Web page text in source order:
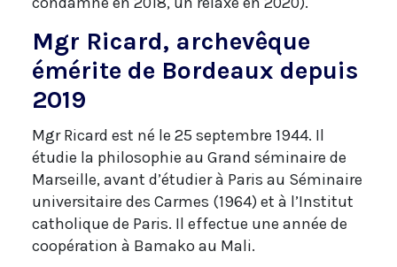
Mgr Ricard, archevêque
émérite de Bordeaux depuis
2019
Mgr Ricard est né le 25 septembre 1944. Il
étudie la philosophie au Grand séminaire de
Marseille, avant d’étudier à Paris au Séminaire
universitaire des Carmes (1964) et à l’Institut
catholique de Paris. Il effectue une année de
coopération à Bamako au Mali.